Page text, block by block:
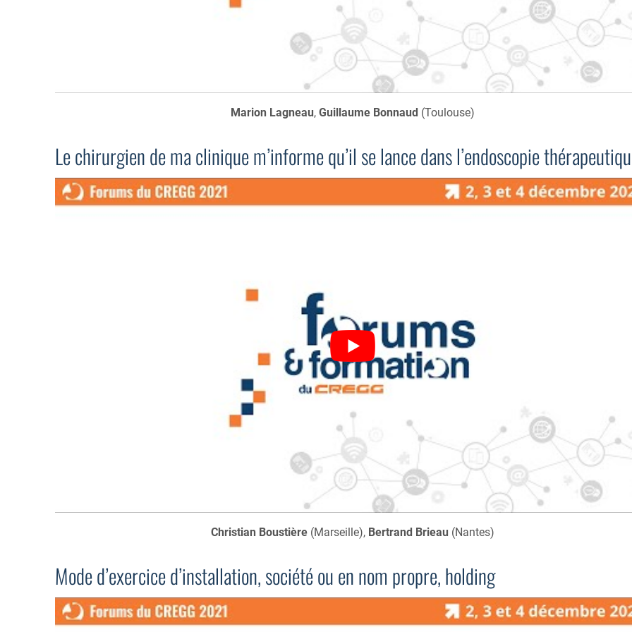
Marion Lagneau, Guillaume Bonnaud(Toulouse)
Le chirurgien de ma clinique m’informe qu’il se lance dans l’endoscopie
Christian Boustière(Marseille), Bertrand Brieau (Nantes)
Mode d’exercice d’installation, société ou en nom propre, holding